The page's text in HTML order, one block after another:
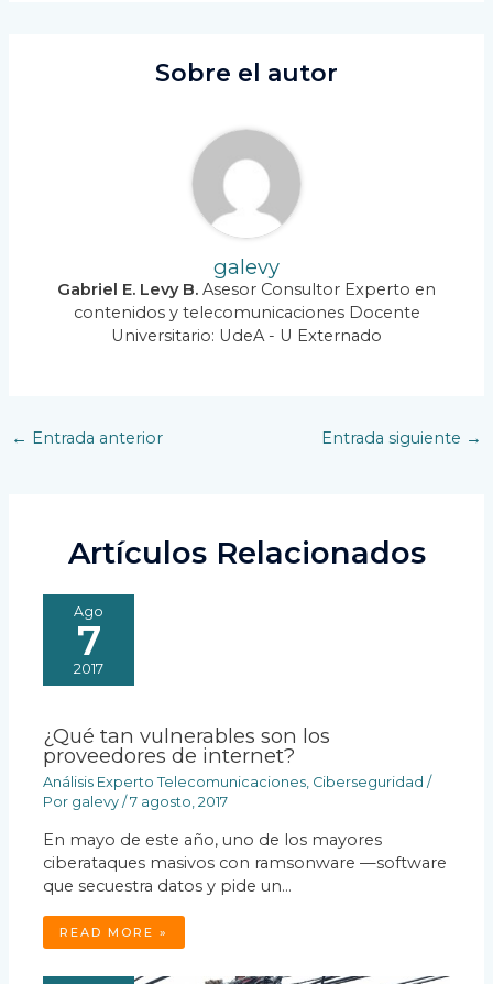
Sobre el autor
galevy
Gabriel E. Levy B. Asesor Consultor Experto en
contenidos y telecomunicaciones Docente
Universitario: UdeA - U Externado
Navegación
← Entrada anterior Entrada siguiente →
Artículos Relacionados
Ago
7
2017
¿Qué tan vulnerables son los
proveedores de internet?
Análisis Experto Telecomunicaciones, Ciberseguridad /
Por galevy/7 agosto, 2017
En mayo de este año, uno de los mayores
ciberataques masivos con ramsonware —software
que secuestra datos y pide un…
READ MORE »